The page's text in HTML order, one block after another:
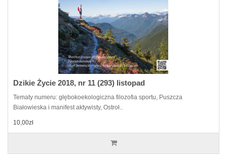
Dzikie Życie 2018, nr 11 (293) listopad
Tematy numeru: głębokoekologiczna filozofia sportu, Puszcza
Białowieska i manifest aktywisty, Ostroł..
10,00zł